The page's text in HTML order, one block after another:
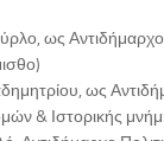
ως
ως
& Ιστορικής